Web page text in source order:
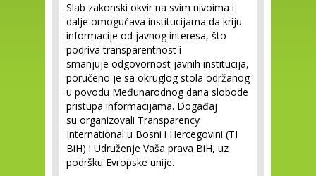
Slab zakonski okvir na svim nivoima i
dalje omogućava institucijama da kriju
informacije od javnog interesa, što
podriva transparentnost i
smanjuje odgovornost javnih institucija,
poručeno je sa okruglog stola održanog
u povodu Međunarodnog dana slobode
pristupa informacijama. Događaj
su organizovali Transparency
International u Bosni i Hercegovini (TI
BiH) i Udruženje Vaša prava BiH, uz
podršku Evropske unije.